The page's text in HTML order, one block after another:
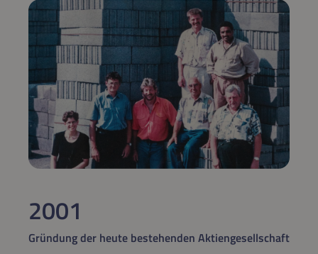
2001
Gründung der heute bestehenden Aktiengesellschaft